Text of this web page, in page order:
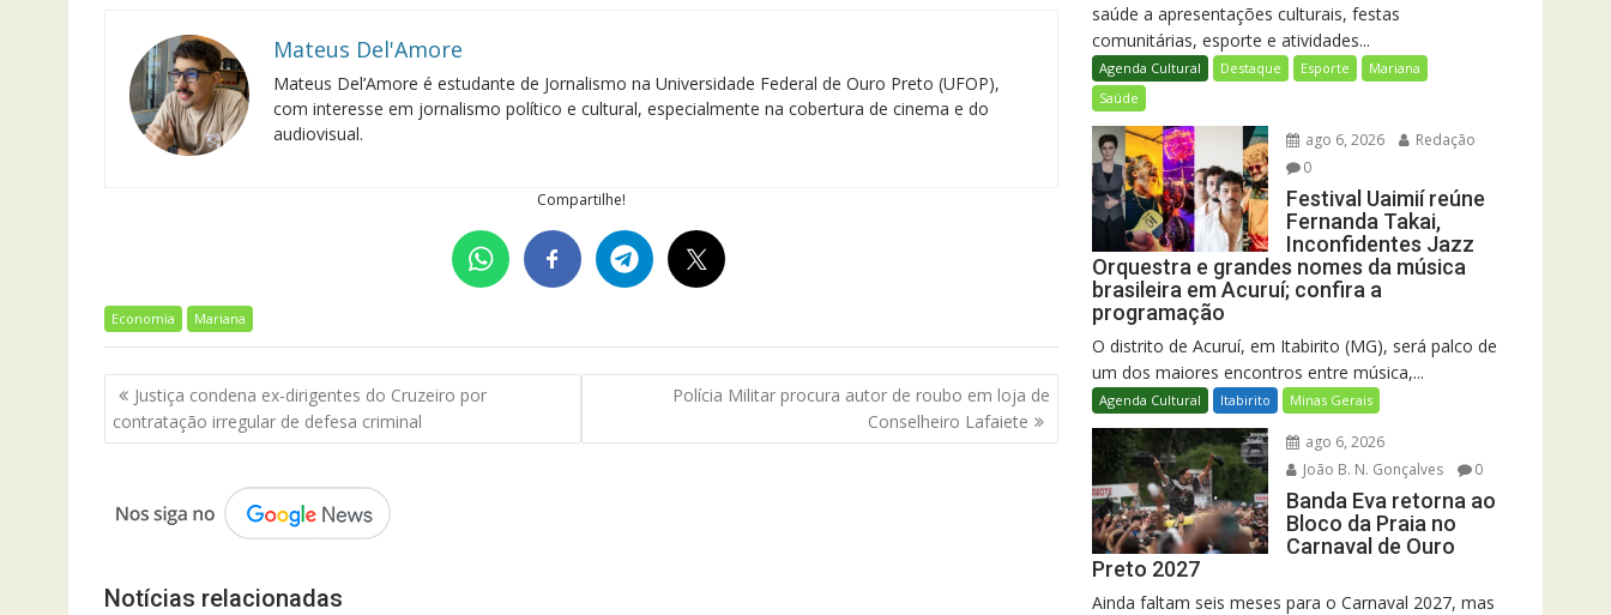
Mateus Del'Amore
Mateus Del’Amore é estudante de Jornalismo na Universidade Federal de Ouro Preto (UFOP),
com interesse em jornalismo político e cultural, especialmente na cobertura de cinema e do
audiovisual.
Compartilhe!
Economia Mariana
Navegação
de
Post
Justiça condena ex-dirigentes do Cruzeiro por
contratação irregular de defesa criminal
Polícia Militar procura autor de roubo em loja de
Conselheiro Lafaiete
Notícias relacionadas
saúde a apresentações culturais, festas
comunitárias, esporte e atividades...
Agenda Cultural Destaque Esporte
Mariana
Saúde
ago 6, 2026
Redação
0
Festival Uaimií reúne
Fernanda Takai,
Inconfidentes Jazz
Orquestra e grandes nomes da música
brasileira em Acuruí; confira a
programação
O distrito de Acuruí, em Itabirito (MG), será palco de
um dos maiores encontros entre música,...
Agenda Cultural Itabirito Minas Gerais
ago 6, 2026
João B. N. Gonçalves
0
Banda Eva retorna ao
Bloco da Praia no
Carnaval de Ouro
Preto 2027
Ainda faltam seis meses para o Carnaval 2027, mas